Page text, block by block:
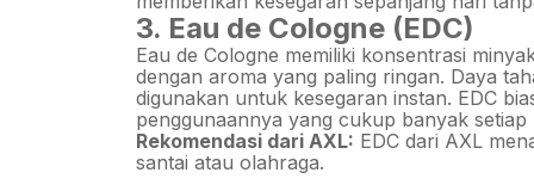
3. Eau de Cologne (EDC)
Eau de Cologne memiliki konsentrasi
dengan aroma yang paling ringan. Daya
digunakan untuk kesegaran instan. EDC
penggunaannya yang cukup banyak setiap
Rekomendasi dari AXL: EDC dari AXL
santai atau olahraga.